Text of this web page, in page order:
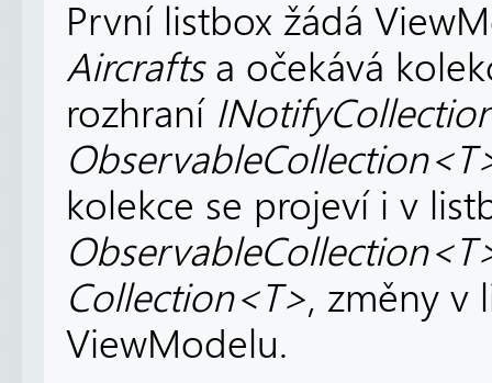
První listbox žádá
Aircrafts a očekává
rozhraní
kolekce se projeví i v
Collection<T>, změny v
ViewModelu.